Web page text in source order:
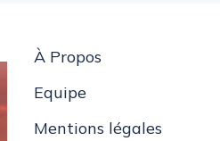
À Propos
Equipe
Mentions légales